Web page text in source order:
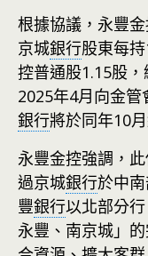
根據協議，永豐
京城銀行股東每
控普通股1.15股
2025年4月向金
銀行將於同年10
永豐金控強調，
過京城銀行於中
豐銀行以北部分
永豐、南京城」